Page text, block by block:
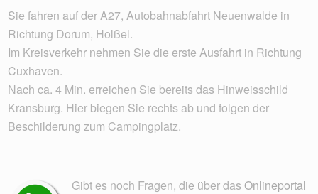
Sie fahren auf der A27, Autobahnabfahrt Neuenwalde in
Richtung Dorum, Holßel.
Im Kreisverkehr nehmen Sie die erste Ausfahrt in Richtung
Cuxhaven.
Nach ca. 4 Min. erreichen Sie bereits das Hinweisschild
Kransburg. Hier biegen Sie rechts ab und folgen der
Beschilderung zum Campingplatz.
Gibt es noch Fragen, die über dasOnlineportal